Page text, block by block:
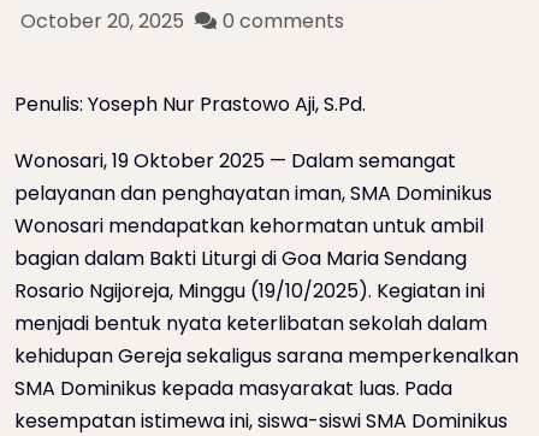
October 20, 2025
0 comments
Penulis: Yoseph Nur Prastowo Aji, S.Pd.
Wonosari, 19 Oktober 2025 — Dalam semangat
pelayanan dan penghayatan iman, SMA Dominikus
Wonosari mendapatkan kehormatan untuk ambil
bagian dalam Bakti Liturgi di Goa Maria Sendang
Rosario Ngijoreja, Minggu (19/10/2025). Kegiatan ini
menjadi bentuk nyata keterlibatan sekolah dalam
kehidupan Gereja sekaligus sarana memperkenalkan
SMA Dominikus kepada masyarakat luas. Pada
kesempatan istimewa ini, siswa-siswi SMA Dominikus